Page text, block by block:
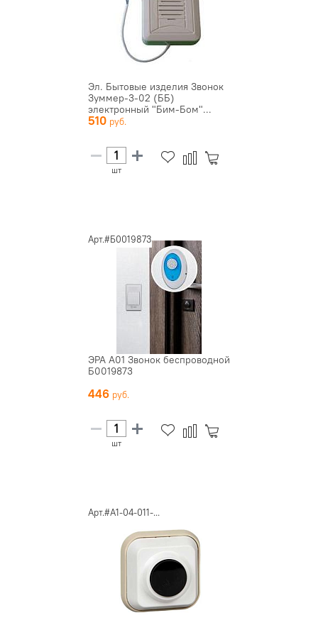
Эл. Бытовые изделия Звонок
Зуммер-3-02 (ББ)
электронный "Бим-Бом"...
510
шт
Арт.#Б0019873
ЭРА A01 Звонок беспроводной
Б0019873
446
шт
Арт.#A1-04-011-...